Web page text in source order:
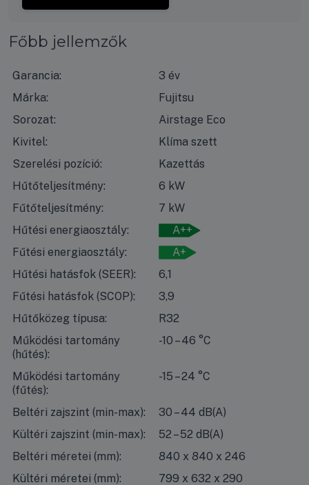
Főbb jellemzők
Garancia:
3 év
Márka:
Fujitsu
Sorozat:
Airstage Eco
Kivitel:
Klíma szett
Szerelési pozíció:
Kazettás
Hűtőteljesítmény:
6 kW
Fűtőteljesítmény:
7 kW
Hűtési energiaosztály:
A++
Fűtési energiaosztály:
A+
Hűtési hatásfok (SEER):
6,1
Fűtési hatásfok (SCOP):
3,9
Hűtőközeg típusa:
R32
Működési tartomány
(hűtés):
-10 – 46 °C
Működési tartomány
(fűtés):
-15 – 24 °C
Beltéri zajszint (min-max):
30 – 44 dB(A)
Kültéri zajszint (min-max):
52 – 52 dB(A)
Beltéri méretei (mm):
840 x 840 x 246
Kültéri méretei (mm):
799 x 632 x 290